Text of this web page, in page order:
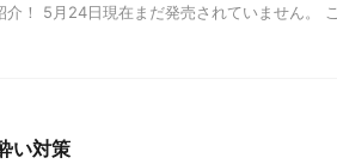
！ 5月24日現在まだ発売されていません。 こ
い対策